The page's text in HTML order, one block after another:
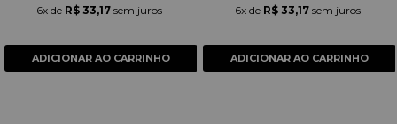
6x de R$ 33,17 sem juros 6x de R$ 33,17 sem juros